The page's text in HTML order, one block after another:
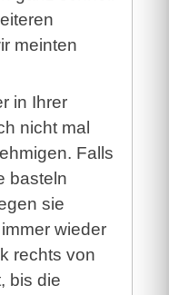
meinten
in Ihrer
nicht mal
Falls
basteln
sie
wieder
rechts von
bis die